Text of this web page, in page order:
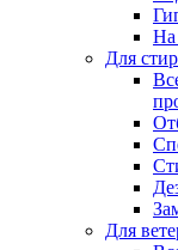
На
Для
Для